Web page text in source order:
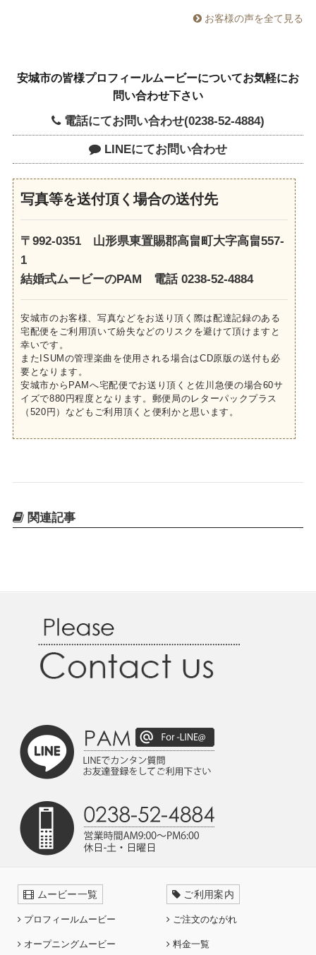
お客様の声を全て見る
安城市の皆様プロフィールムービーについてお気軽にお
問い合わせ下さい
電話にてお問い合わせ(0238-52-4884)
LINEにてお問い合わせ
写真等を送付頂く場合の送付先
〒992-0351 山形県東置賜郡高畠町大字高畠557-
1
結婚式ムービーのPAM 電話 0238-52-4884
安城市のお客様、写真などをお送り頂く際は配達記録のある
宅配便をご利用頂いて紛失などのリスクを避けて頂けますと
幸いです。
またISUMの管理楽曲を使用される場合はCD原版の送付も必
要となります。
安城市からPAMへ宅配便でお送り頂くと佐川急便の場合60サ
イズで880円程度となります。郵便局のレターパックプラス
（520円）などもご利用頂くと便利かと思います。
関連記事
ムービー一覧
プロフィールムービー
オープニングムービー
ご利用案内
ご注文のながれ
料金一覧